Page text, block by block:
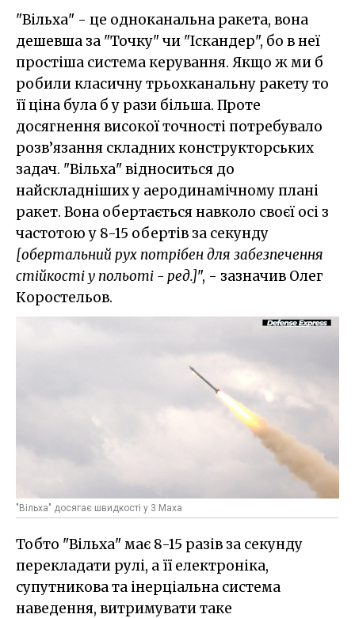
"Вільха" - це одноканальна ракета, вона
дешевша за "Точку" чи "Іскандер", бо в неї
простіша система керування. Якщо ж ми б
робили класичну трьохканальну ракету то
її ціна була б у рази більша. Проте
досягнення високої точності потребувало
розв’язання складних конструкторських
задач. "Вільха" відноситься до
найскладніших у аеродинамічному плані
ракет. Вона обертається навколо своєї осі з
частотою у 8-15 обертів за секунду
[обертальний рух потрібен для забезпечення
стійкості у польоті - ред.]", - зазначив Олег
Коростельов.
"Вільха" досягає швидкості у 3 Маха
Тобто "Вільха" має 8-15 разів за секунду
перекладати рулі, а її електроніка,
супутникова та інерціальна система
наведення, витримувати таке